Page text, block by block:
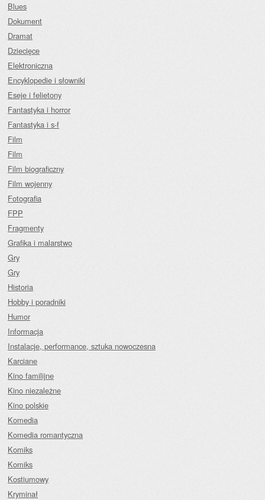
Blues
Dokument
Dramat
Dziecięce
Elektroniczna
Encyklopedie i słowniki
Eseje i felietony
Fantastyka i horror
Fantastyka i s-f
Film
Film
Film biograficzny
Film wojenny
Fotografia
FPP
Fragmenty
Grafika i malarstwo
Gry
Gry
Historia
Hobby i poradniki
Humor
Informacja
Instalacje, performance, sztuka nowoczesna
Karciane
Kino familijne
Kino niezależne
Kino polskie
Komedia
Komedia romantyczna
Komiks
Komiks
Kostiumowy
Kryminał